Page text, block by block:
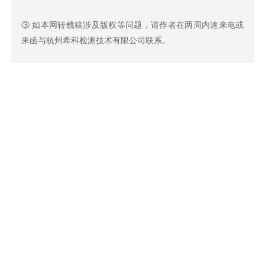
③ 如本网转载稿涉及版权等问题，请作者在两周内速来电或
来函与杭州希科检测技术有限公司联系。